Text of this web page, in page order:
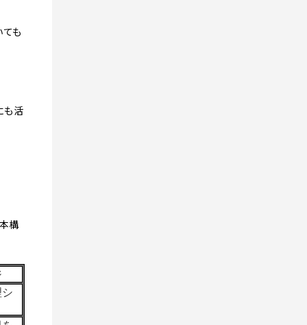
も
も活
構